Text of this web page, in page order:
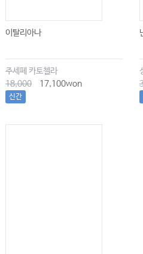
이탈리아나
주세페 카토첼라
18,000
17,100won
신간